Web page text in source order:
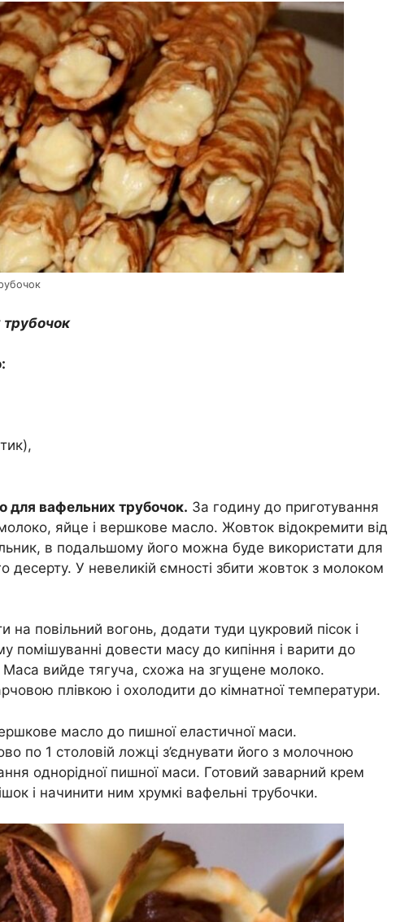
для вафельних трубочок. За годину до приготування
яйце і вершкове масло. Жовток відокремити від
в подальшому його можна буде використати для
десерту. У невеликій ємності збити жовток з молоком
повільний вогонь, додати туди цукровий пісок і
помішуванні довести масу до кипіння і варити до
Маса вийде тягуча, схожа на згущене молоко.
плівкою і охолодити до кімнатної температури.
масло до пишної еластичної маси.
по 1 столовій ложці з’єднувати його з молочною
однорідної пишної маси. Готовий заварний крем
і начинити ним хрумкі вафельні трубочки.